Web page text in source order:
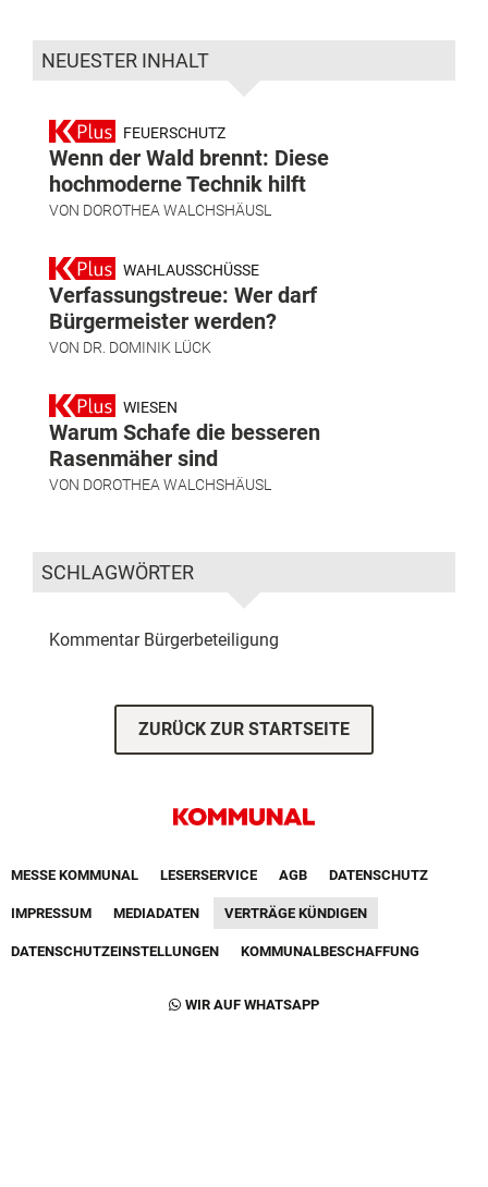
NEUESTER INHALT
FEUERSCHUTZ
Wenn der Wald brennt: Diese
hochmoderne Technik hilft
VON DOROTHEA WALCHSHÄUSL
WAHLAUSSCHÜSSE
Verfassungstreue: Wer darf
Bürgermeister werden?
VON DR. DOMINIK LÜCK
WIESEN
Warum Schafe die besseren
Rasenmäher sind
VON DOROTHEA WALCHSHÄUSL
SCHLAGWÖRTER
Kommentar Bürgerbeteiligung
ZURÜCK ZUR STARTSEITE
Footer First Navigation
MESSE KOMMUNAL LESERSERVICE AGB DATENSCHUTZ
IMPRESSUM MEDIADATEN VERTRÄGE KÜNDIGEN
DATENSCHUTZEINSTELLUNGEN KOMMUNALBESCHAFFUNG
Footer Second Navigation
WIR AUF WHATSAPP